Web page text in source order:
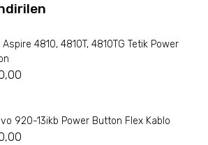
4810, 4810T, 4810TG Tetik Power
920-13ikb Power Button Flex Kablo